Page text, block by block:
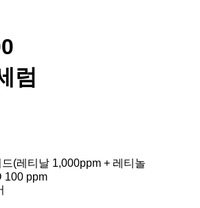
럼
(레티날 1,000ppm + 레티놀
100 ppm